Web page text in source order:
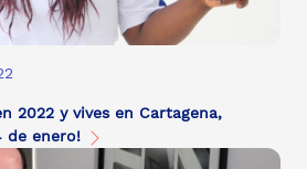
2022 y vives en Cartagena,
de enero!